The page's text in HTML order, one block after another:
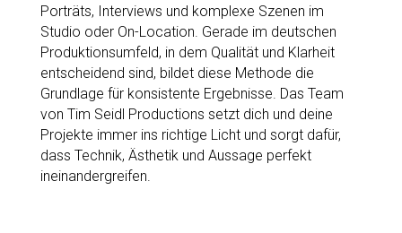
Porträts, Interviews und komplexe Szenen im
Studio oder On-Location. Gerade im deutschen
Produktionsumfeld, in dem Qualität und Klarheit
entscheidend sind, bildet diese Methode die
Grundlage für konsistente Ergebnisse. Das Team
von Tim Seidl Productions setzt dich und deine
Projekte immer ins richtige Licht und sorgt dafür,
dass Technik, Ästhetik und Aussage perfekt
ineinandergreifen.